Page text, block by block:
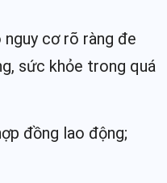
cơ rõ ràng đe
sức khỏe trong quá
đồng lao động;